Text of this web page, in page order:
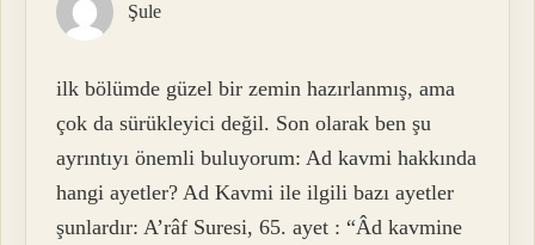
Şule
ilk bölümde güzel bir zemin hazırlanmış, ama
çok da sürükleyici değil. Son olarak ben şu
ayrıntıyı önemli buluyorum: Ad kavmi hakkında
hangi ayetler? Ad Kavmi ile ilgili bazı ayetler
şunlardır: A’râf Suresi, 65. ayet : “Âd kavmine